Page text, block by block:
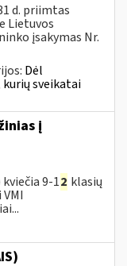
d. priimtas
Lietuvos
įsakymas Nr.
Dėl
sveikatai
į
9-12 klasių